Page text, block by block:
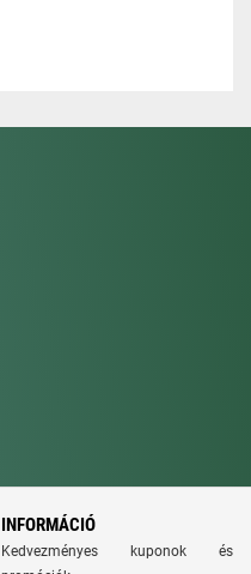
INFORMÁCIÓ
Kedvezményes kuponok és